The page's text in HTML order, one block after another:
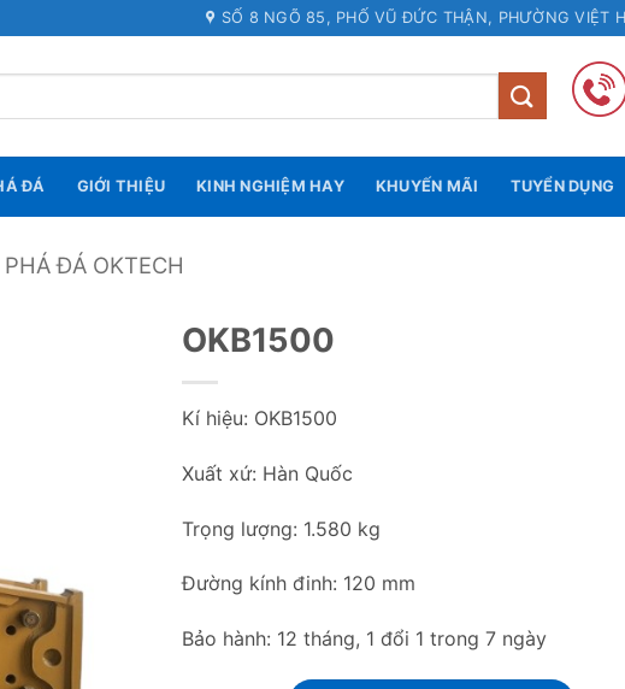
SỐ 8 NGÕ 85, PHỐ VŨ ĐỨC THẬN, PHƯỜNG VIỆT
ĐÁ GIỚI THIỆU KINH NGHIỆM HAY KHUYẾN MÃI TUYỂN DỤNG
PHÁ ĐÁ OKTECH
OKB1500
Kí hiệu: OKB1500
Xuất xứ: Hàn Quốc
Trọng lượng: 1.580 kg
Đường kính đinh: 120 mm
Bảo hành: 12 tháng, 1 đổi 1 trong 7 ngày